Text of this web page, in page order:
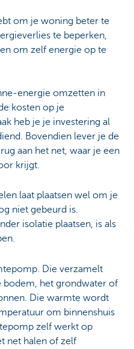
om je woning beter te
te beperken,
om zelf energie op te
energie omzetten in
kosten op je
heb je je investering al
Bovendien lever je de
aan het net, waar je een
krijgt.
laat plaatsen wel om je
niet gebeurd is.
isolatie plaatsen, is als
Die verzamelt
het grondwater of
Die warmte wordt
om binnenshuis
zelf werkt op
net halen of zelf